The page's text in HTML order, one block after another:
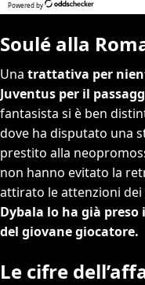
Soulé alla
Una trattativa per
Juventus per il
fantasista si è ben
dove ha disputato una
prestito alla
non hanno evitato la
attirato le attenzioni dei
Dybala lo ha già
del giovane giocatore.
Le cifre